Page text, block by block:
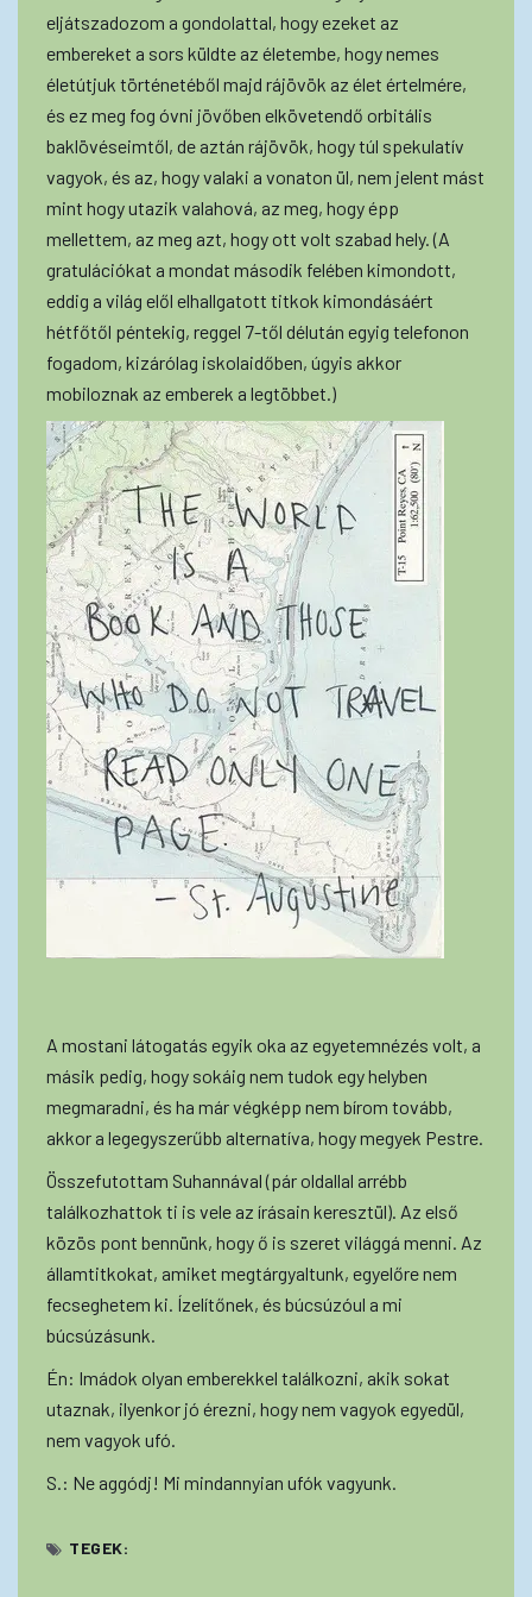
eljátszadozom a gondolattal, hogy ezeket az
embereket a sors küldte az életembe, hogy nemes
életútjuk történetéből majd rájövök az élet értelmére,
és ez meg fog óvni jövőben elkövetendő orbitális
baklövéseimtől, de aztán rájövök, hogy túl spekulatív
vagyok, és az, hogy valaki a vonaton ül, nem jelent mást
mint hogy utazik valahová, az meg, hogy épp
mellettem, az meg azt, hogy ott volt szabad hely. (A
gratulációkat a mondat második felében kimondott,
eddig a világ elől elhallgatott titkok kimondásáért
hétfőtől péntekig, reggel 7-től délután egyig telefonon
fogadom, kizárólag iskolaidőben, úgyis akkor
mobiloznak az emberek a legtöbbet.)
A mostani látogatás egyik oka az egyetemnézés volt, a
másik pedig, hogy sokáig nem tudok egy helyben
megmaradni, és ha már végképp nem bírom tovább,
akkor a legegyszerűbb alternatíva, hogy megyek Pestre.
Összefutottam Suhannával (pár oldallal arrébb
találkozhattok ti is vele az írásain keresztül). Az első
közös pont bennünk, hogy ő is szeret világgá menni. Az
államtitkokat, amiket megtárgyaltunk, egyelőre nem
fecseghetem ki. Ízelítőnek, és búcsúzóul a mi
búcsúzásunk.
Én: Imádok olyan emberekkel találkozni, akik sokat
utaznak, ilyenkor jó érezni, hogy nem vagyok egyedül,
nem vagyok ufó.
S.: Ne aggódj! Mi mindannyian ufók vagyunk.
TEGEK: